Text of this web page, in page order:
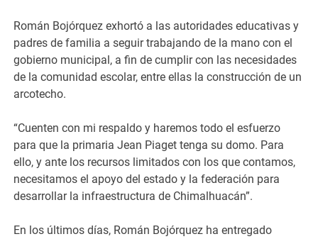
Román Bojórquez exhortó a las autoridades educativas y
padres de familia a seguir trabajando de la mano con el
gobierno municipal, a fin de cumplir con las necesidades
de la comunidad escolar, entre ellas la construcción de un
arcotecho.
“Cuenten con mi respaldo y haremos todo el esfuerzo
para que la primaria Jean Piaget tenga su domo. Para
ello, y ante los recursos limitados con los que contamos,
necesitamos el apoyo del estado y la federación para
desarrollar la infraestructura de Chimalhuacán”.
En los últimos días, Román Bojórquez ha entregado